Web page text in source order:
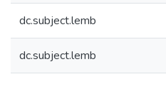
dc.subject.lemb
dc.subject.lemb